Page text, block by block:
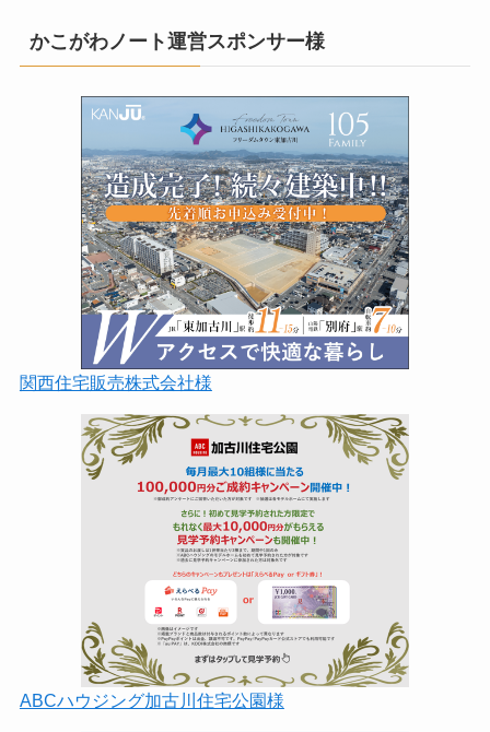
かこがわノート運営スポンサー様
関西住宅販売株式会社様
ABCハウジング加古川住宅公園様